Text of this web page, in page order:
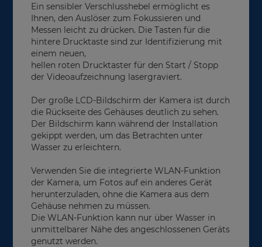
Ein sensibler Verschlusshebel ermöglicht es
Ihnen, den Auslöser zum Fokussieren und
Messen leicht zu drücken. Die Tasten für die
hintere Drucktaste sind zur Identifizierung mit
einem neuen,
hellen roten Drucktaster für den Start / Stopp
der Videoaufzeichnung lasergraviert.
Der große LCD-Bildschirm der Kamera ist durch
die Rückseite des Gehäuses deutlich zu sehen.
Der Bildschirm kann während der Installation
gekippt werden, um das Betrachten unter
Wasser zu erleichtern.
Verwenden Sie die integrierte WLAN-Funktion
der Kamera, um Fotos auf ein anderes Gerät
herunterzuladen, ohne die Kamera aus dem
Gehäuse nehmen zu müssen.
Die WLAN-Funktion kann nur über Wasser in
unmittelbarer Nähe des angeschlossenen Geräts
genutzt werden.